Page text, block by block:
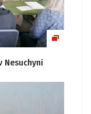
Nesuchyni